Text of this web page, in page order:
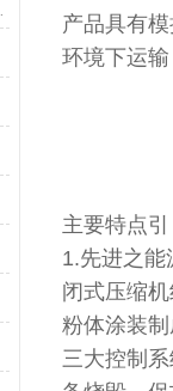
产品具有
环境下运
主要特点引
1.先进之
闭式压缩
粉体涂装
三大控制